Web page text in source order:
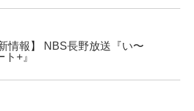
情報】 NBS長野放送『い〜
+』